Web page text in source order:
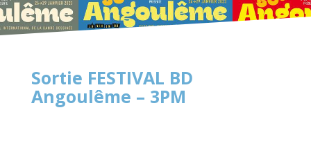
Sortie FESTIVAL BD
Angoulême – 3PM